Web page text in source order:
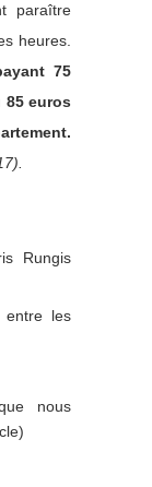
paraître
heures.
75
85 euros
Rungis
entre les
nous